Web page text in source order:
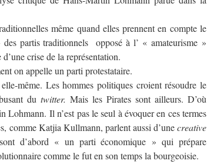
même quand elles prennent en compte le
partis traditionnels opposé à l’ « amateurisme »
crise de la représentation.
on appelle un parti protestataire.
même. Les hommes politiques croient résoudre le
du twitter. Mais les Pirates sont ailleurs. D’où
Il n’est pas le seul à évoquer en ces termes
comme Katjia Kullmann, parlent aussi d’unecreative
d’abord « un parti économique » qui prépare
comme le fut en son temps la bourgeoisie.